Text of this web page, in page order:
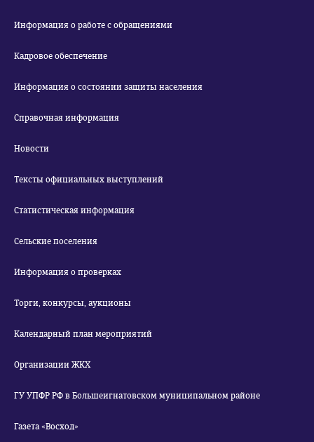
Информация о работе с обращениями
Кадровое обеспечение
Информация о состоянии защиты населения
Справочная информация
Новости
Тексты официальных выступлений
Статистическая информация
Сельские поселения
Информация о проверках
Торги, конкурсы, аукционы
Календарный план мероприятий
Организации ЖКХ
ГУ УПФР РФ в Большеигнатовском муниципальном районе
Газета «Восход»